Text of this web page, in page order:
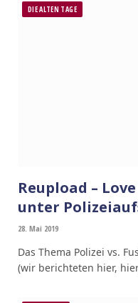
DIE ALTEN TAGE
Reupload –
unter
28. Mai 2019
Das Thema Polizei vs.
(wir berichteten hier,